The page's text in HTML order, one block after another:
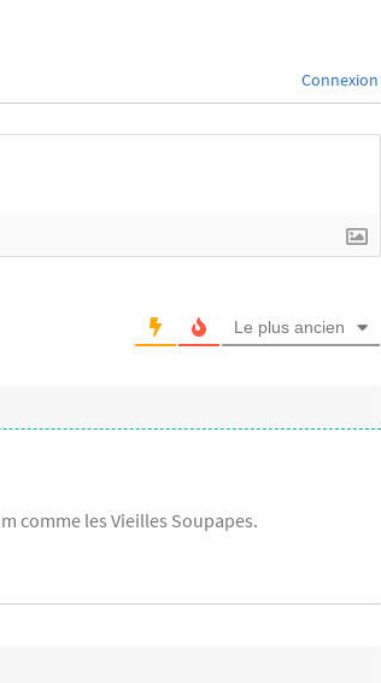
Connexion
Le plus ancien
comme les Vieilles Soupapes.